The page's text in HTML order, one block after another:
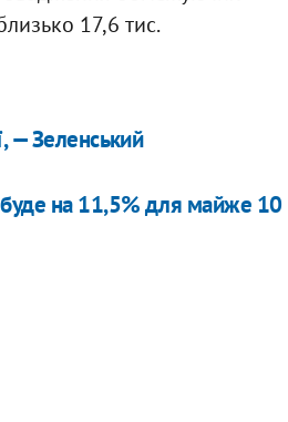
17,6 тис.
— Зеленський
буде на 11,5% для майже 10